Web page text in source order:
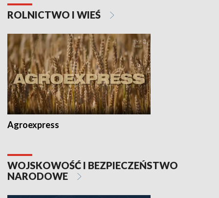
ROLNICTWO I WIEŚ
Agroexpress
WOJSKOWOŚĆ I BEZPIECZEŃSTWO
NARODOWE